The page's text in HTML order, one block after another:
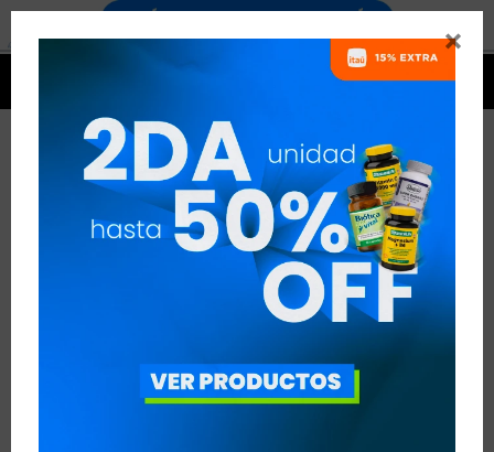

QUEMADORES - FÚTBOL
DISCIPLINA: FÚTBOL QUITAR FILTROS
RECOMENDADOS